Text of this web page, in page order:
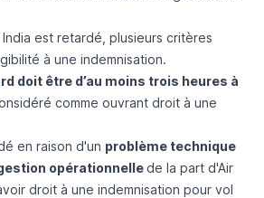
est retardé, plusieurs critères
à une indemnisation.
doit être d’au moins trois heures à
comme ouvrant droit à une
en raison d'un problème technique
opérationnellede la part d'Air
droit à une indemnisation pour vol